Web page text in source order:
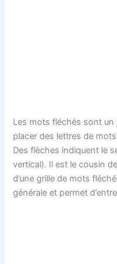
Les mots fléchés sont un
placer des lettres de
Des flèches indiquent le
vertical). Il est le cousin
d’une grille de mots
générale et permet